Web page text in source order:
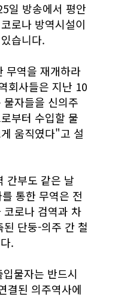
일 방송에서 평안
로나 방역시설이
습니다.
무역을 재개하라
회사들은 지난 10
자들을 신의주
부터 수입할 물
움직였다"고 설
간부도 같은 날
통한 무역은 전
로나 검역과 차
단둥-의주 간 철
.
물자는 반드시
결된 의주역사에